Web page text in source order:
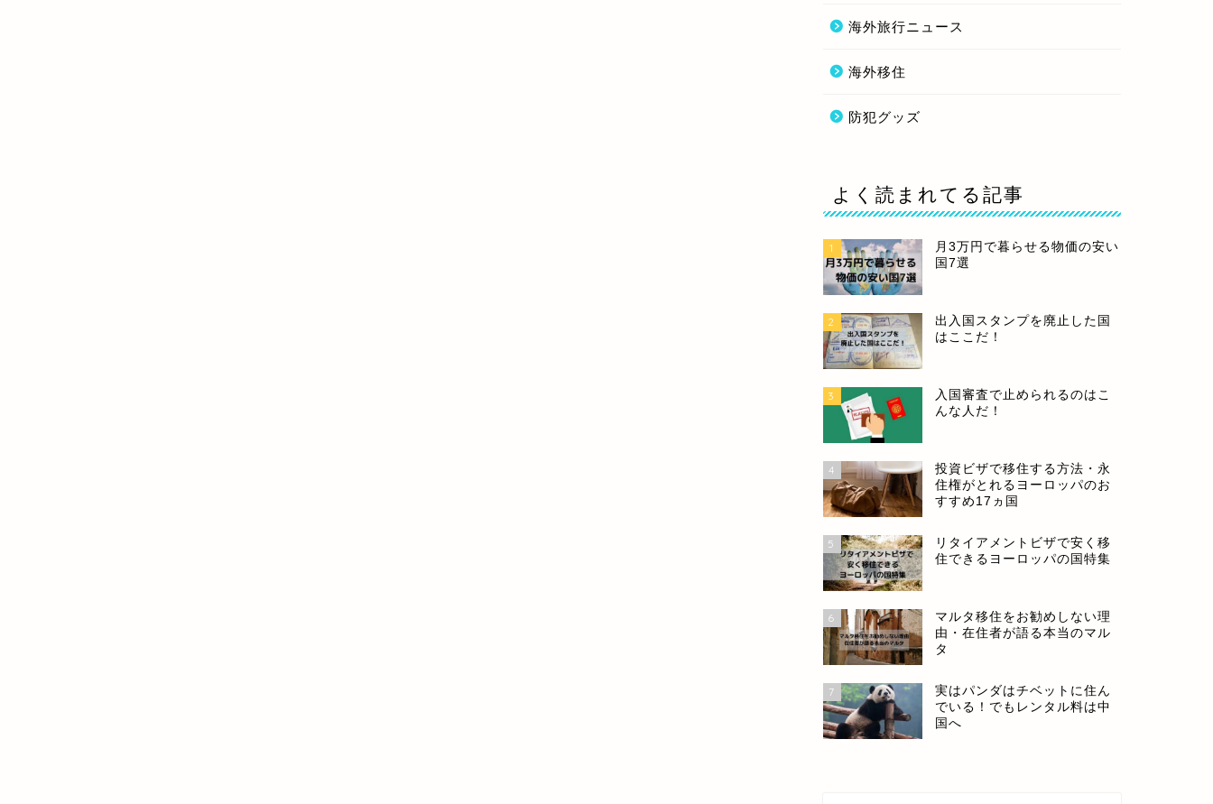
海外旅行ニュース
海外移住
防犯グッズ
よく読まれてる記事
1
月3万円で暮らせる物価の安い
国7選
2
出入国スタンプを廃止した国
はここだ！
3
入国審査で止められるのはこ
んな人だ！
4
投資ビザで移住する方法・永
住権がとれるヨーロッパのお
すすめ17ヵ国
5
リタイアメントビザで安く移
住できるヨーロッパの国特集
6
マルタ移住をお勧めしない理
由・在住者が語る本当のマル
タ
7
実はパンダはチベットに住ん
でいる！でもレンタル料は中
国へ